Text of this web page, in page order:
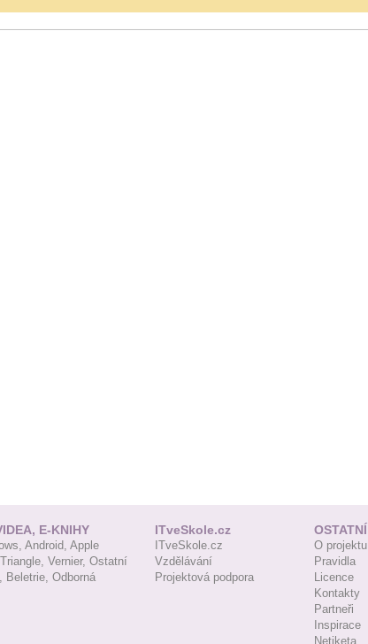
E-KNIHY
Android, Apple
Vernier, Ostatní
Beletrie, Odborná
ITveSkole.cz
ITveSkole.cz
Vzdělávání
Projektová podpora
OSTATNÍ
O projektu
Pravidla
Licence
Kontakty
Partneři
Inspirace
Netiketa